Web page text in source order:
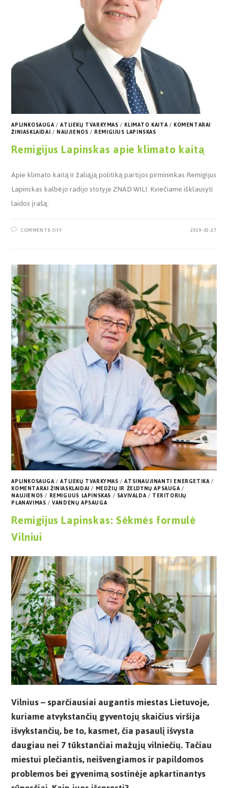
APLINKOSAUGA/ATLIEKŲ TVARKYMAS/ KLIMATO KAITA/ KOMENTARAI
ŽINIASKLAIDAI/ NAUJIENOS/ REMIGIJUS LAPINSKAS
Remigijus Lapinskas apie klimato kaitą
Apie klimato kaitą ir žaliąją politiką partijos pirmininkas Remigijus
Lapinskas kalbėjo radijo stotyje ZNAD WILI. Kviečiame išklausyti
laidos įrašą:
COMMENTS OFF 2019-03-27
APLINKOSAUGA/ATLIEKŲ TVARKYMAS/ATSINAUJINANTI ENERGETIKA/
KOMENTARAI ŽINIASKLAIDAI/ MEDŽIŲ IR ŽELDYNŲ APSAUGA/
NAUJIENOS/ REMIGIJUS LAPINSKAS/ SAVIVALDA/ TERITORIJŲ
PLANAVIMAS/VANDENŲ APSAUGA
Remigijus Lapinskas: Sėkmės formulė
Vilniui
Vilnius – sparčiausiai augantis miestas Lietuvoje,
kuriame atvykstančių gyventojų skaičius viršija
išvykstančių, be to, kasmet, čia pasaulį išvysta
daugiau nei 7 tūkstančiai mažųjų vilniečių. Tačiau
miestui plečiantis, neišvengiamos ir papildomos
problemos bei gyvenimą sostinėje apkartinantys